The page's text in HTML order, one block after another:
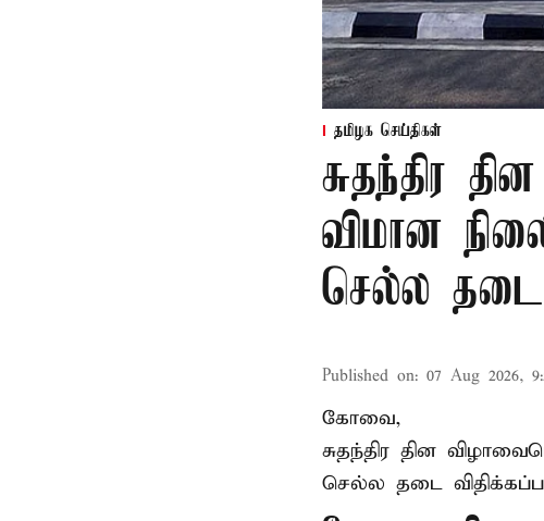
தமிழக செய்திகள்
சுதந்திர
விமான
செல்ல தடை
Published on: 07 Aug 2026,
கோவை,
சுதந்திர தின
செல்ல தடை